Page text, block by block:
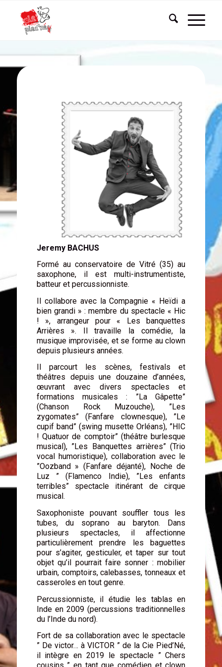
Jeremy BACHUS
Formé au conservatoire de Vitré (35) au
saxophone, il est multi-instrumentiste,
batteur et percussionniste.
Il collabore avec la Compagnie « Heïdi a
bien grandi » : membre du spectacle « Hic
! », arrangeur pour « Les banquettes
Arrières ». Il travaille la comédie, la
musique improvisée, et se forme au clown
depuis plusieurs années.
Il parcourt les scènes, festivals et
théâtres depuis une douzaine d’années,
œuvrant avec divers spectacles et
formations musicales : ”La Gâpette”
(Chanson Rock Muzouche), ”Les
zygomates” (Fanfare clownesque), ”Le
cupif band” (swing musette Orléans), ”HIC
! Quatuor de comptoir” (théâtre burlesque
musical), ”Les Banquettes arrières” (Trio
vocal humoristique), collaboration avec le
”Oozband » (Fanfare déjanté), Noche de
Luz ” (Flamenco Indie), ”Les enfants
terribles” spectacle itinérant de cirque
musical.
Saxophoniste pouvant souffler tous les
tubes, du soprano au baryton. Dans
plusieurs spectacles, il affectionne
particulièrement prendre les baguettes
pour s’agiter, gesticuler, et taper sur tout
objet qu’il pourrait faire sonner : mobilier
urbain, comptoirs, calebasses, tonneaux et
casseroles en tout genre.
Percussionniste, il étudie les tablas en
Inde en 2009 (percussions traditionnelles
du l’Inde du nord).
Fort de sa collaboration avec le spectacle
” De victor… à VICTOR ” de la Cie Pied’Né,
il intègre en 2019 le spectacle ” Chers